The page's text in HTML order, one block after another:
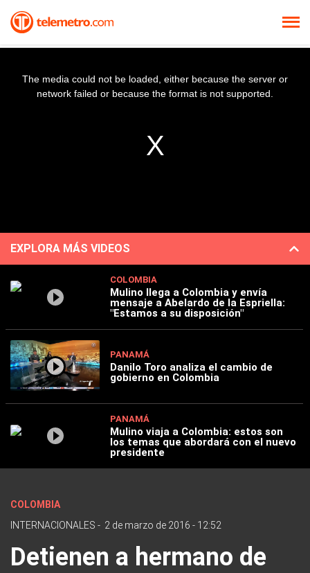
The media could not be loaded, either because the server or
network failed or because the format is not supported.
EXPLORA MÁS VIDEOS
COLOMBIA
Mulino llega a Colombia y envía
mensaje a Abelardo de la Espriella:
"Estamos a su disposición"
PANAMÁ
Danilo Toro analiza el cambio de
gobierno en Colombia
PANAMÁ
Mulino viaja a Colombia: estos son
los temas que abordará con el nuevo
presidente
COLOMBIA
INTERNACIONALES - 2 de marzo de 2016 - 12:52
Detienen a hermano de